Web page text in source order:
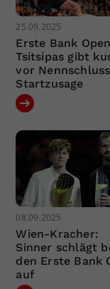
25.09.2025
Erste Bank
Tsitsipas gibt
vor Nennschluss
Startzusage
08.09.2025
Wien-Kracher:
Sinner schlägt
den Erste Bank
auf